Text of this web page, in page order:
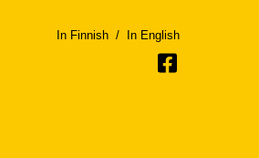
In Finnish / In English